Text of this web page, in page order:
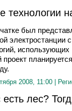
технологии
был
электростанции
2008, 11:00 |
есть лес?